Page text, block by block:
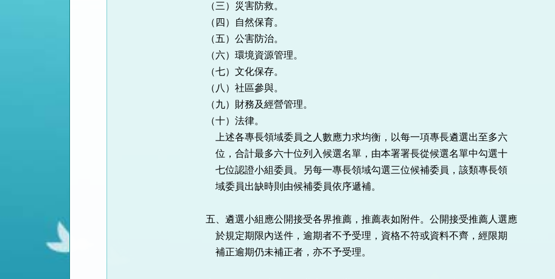
（三）災害防救。
（四）自然保育。
（五）公害防治。
（六）環境資源管理。
（七）文化保存。
（八）社區參與。
（九）財務及經營管理。
（十）法律。
    位，合計最多六十位列入候選名單，由本署署長從候選名單中勾選十
    七位認證小組委員。另每一專長領域勾選三位候補委員，該類專長領
    域委員出缺時則由候補委員依序遞補。
五、遴選小組應公開接受各界推薦，推薦表如附件。公開接受推薦人選應
    於規定期限內送件，逾期者不予受理，資格不符或資料不齊，經限期
    補正逾期仍未補正者，亦不予受理。